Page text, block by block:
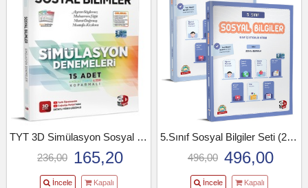
TYT 3D Simülasyon Sosyal Bilimler Denemeleri
236,00
165,20
İncele Kapalı
5.Sınıf Sosyal Bilgiler Seti (25-26)
496,00 496,00
İncele Kapalı